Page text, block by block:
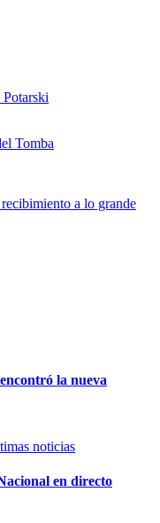
Tomba
a lo grande
la nueva
noticias
en directo